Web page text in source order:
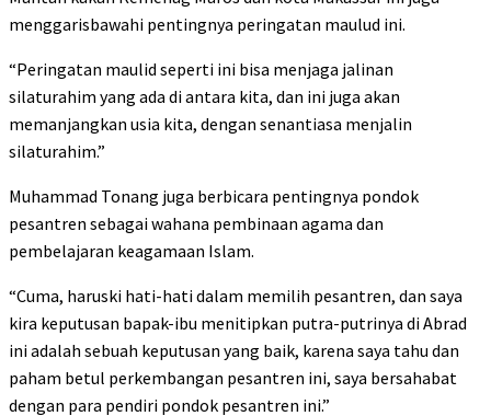
menggarisbawahi pentingnya peringatan maulud ini.
“Peringatan maulid seperti ini bisa menjaga jalinan
silaturahim yang ada di antara kita, dan ini juga akan
memanjangkan usia kita, dengan senantiasa menjalin
silaturahim.”
Muhammad Tonang juga berbicara pentingnya pondok
pesantren sebagai wahana pembinaan agama dan
pembelajaran keagamaan Islam.
“Cuma, haruski hati-hati dalam memilih pesantren, dan saya
kira keputusan bapak-ibu menitipkan putra-putrinya di Abrad
ini adalah sebuah keputusan yang baik, karena saya tahu dan
paham betul perkembangan pesantren ini, saya bersahabat
dengan para pendiri pondok pesantren ini.”